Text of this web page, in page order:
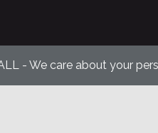
- We care about your